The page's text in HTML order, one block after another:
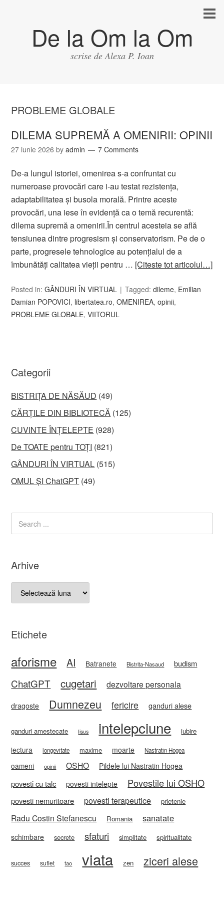
De la Om la Om
scrise de Alexa P. Ioan
PROBLEME GLOBALE
DILEMA SUPREMĂ A OMENIRII: OPINII
27 iunie 2026 byadmin 7 Comments
De-a lungul istoriei, omenirea s-a confruntat cu
numeroase provocări care i-au testat rezistența,
adaptabilitatea și busola morală. Printre aceste
provocări, una iese în evidență ca o temă recurentă:
dilema supremă a omenirii.În centrul acesteia se află
tensiunea dintre progresism și conservatorism. Pe de o
parte, progresele tehnologice au potențialul de a
îmbunătăți calitatea vieții pentru … [Citeste tot articolul…]
Posted in:GÂNDURI ÎN VIRTUAL Tagged:dileme, Emilian
Damian POPOVICI, libertatea.ro,OMENIREA,opinii,
PROBLEME GLOBALE,VIITORUL
Categorii
BISTRIȚA DE NĂSĂUD (49)
CĂRȚILE DIN BIBLIOTECĂ (125)
CUVINTE ÎNȚELEPTE (928)
De TOATE pentru TOȚI (821)
GÂNDURI ÎN VIRTUAL (515)
OMUL ȘI ChatGPT (49)
Arhive
Arhive
Etichete
aforisme AI Batranete Bistrita-Nasaud budism
ChatGPT cugetari dezvoltare personala
dragoste Dumnezeu fericire ganduri alese
ganduri amestecate Iisus intelepciune iubire
lectura longevitate maxime moarte Nastratin Hogea
oameni opinii OSHO Pildele lui Nastratin Hogea
povesti cu talc povesti intelepte Povestile lui OSHO
povesti nemuritoare povesti terapeutice prietenie
Radu Costin Stefanescu Romania sanatate
schimbare secrete sfaturi simplitate spiritualitate
succes suflet tao viata zen ziceri alese